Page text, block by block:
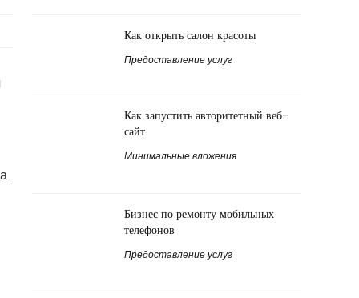
Как открыть салон красоты
Предоставление услуг
Как запустить авторитетный веб-
сайт
Минимальные вложения
Бизнес по ремонту мобильных
телефонов
Предоставление услуг